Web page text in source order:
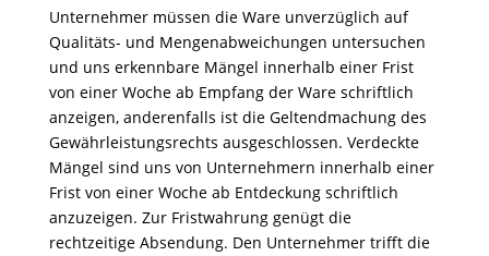
Unternehmer müssen die Ware unverzüglich auf
Qualitäts- und Mengenabweichungen untersuchen
und uns erkennbare Mängel innerhalb einer Frist
von einer Woche ab Empfang der Ware schriftlich
anzeigen, anderenfalls ist die Geltendmachung des
Gewährleistungsrechts ausgeschlossen. Verdeckte
Mängel sind uns von Unternehmern innerhalb einer
Frist von einer Woche ab Entdeckung schriftlich
anzuzeigen. Zur Fristwahrung genügt die
rechtzeitige Absendung. Den Unternehmer trifft die